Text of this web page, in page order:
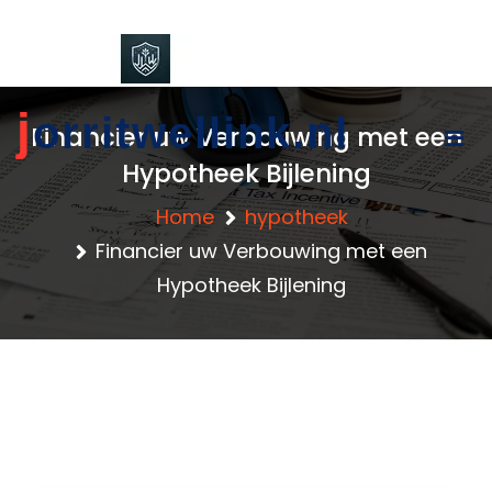
jorritwellink.nl
Financier uw Verbouwing met een
Hypotheek Bijlening
Home
hypotheek
Financier uw Verbouwing met een
Hypotheek Bijlening